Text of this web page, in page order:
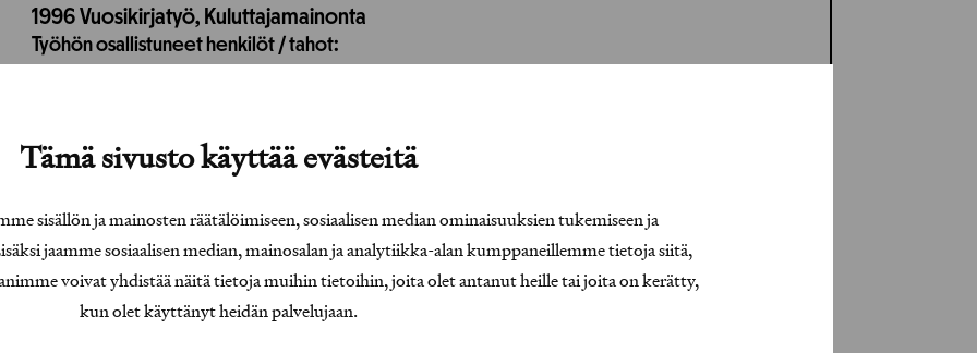
Tämä sivusto käyttää evästeitä
sisällön ja mainosten räätälöimiseen, sosiaalisen median ominaisuuksien tukemiseen ja
jaamme sosiaalisen median, mainosalan ja analytiikka-alan kumppaneillemme tietoja siitä,
voivat yhdistää näitä tietoja muihin tietoihin, joita olet antanut heille tai joita on kerätty,
kun olet käyttänyt heidän palvelujaan.
1996 Vuosikirjatyö, Kuluttajamainonta
Työhön osallistuneet henkilöt / tahot: